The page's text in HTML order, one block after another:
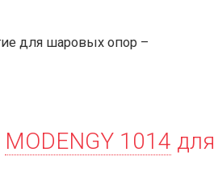
для шаровых опор –
MODENGY 1014 для